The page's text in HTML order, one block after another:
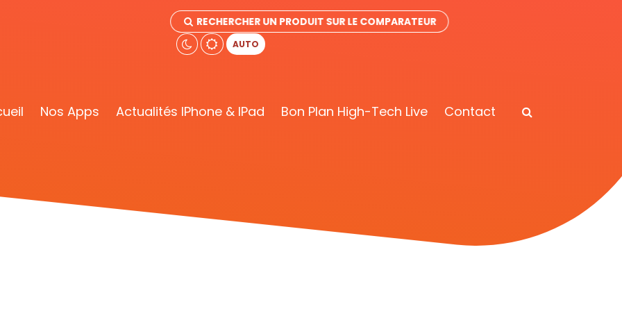
RECHERCHER UN PRODUIT SUR LE COMPARATEUR
AUTO
Nos Apps Actualités IPhone & IPad Bon Plan High-Tech Live Contact